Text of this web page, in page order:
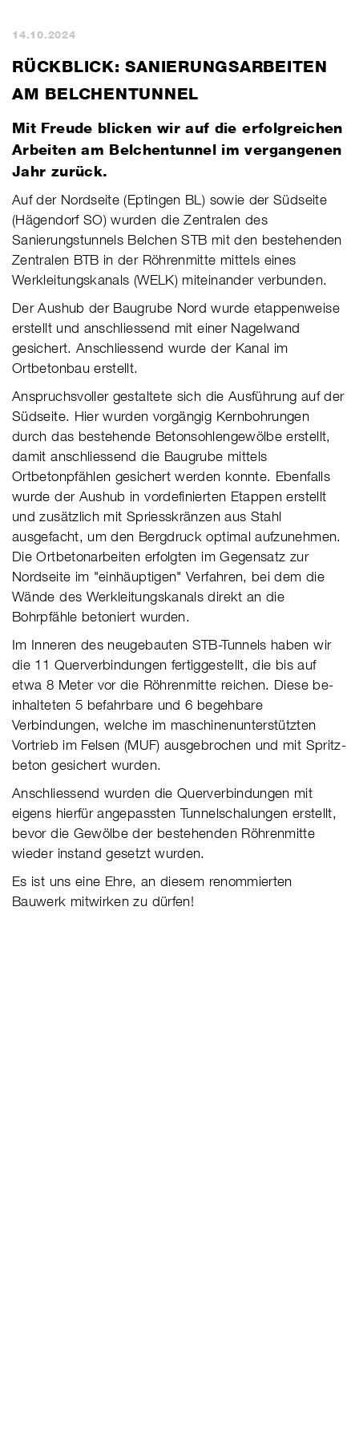
14.10.2024
RÜCKBLICK: SANIERUNGSARBEITEN
AM BELCHENTUNNEL
​Mit Freude blicken wir auf die erfolgreichen
Arbeiten am Belchen­tunnel im vergangenen
Jahr zurück.
​Auf der Nordseite (Eptingen BL) sowie der Südseite
(Hägendorf SO) wurden die Zentralen des
Sanierungstunnels Belchen STB mit den bestehenden
Zentralen BTB in der Röhrenmitte mittels eines
Werkleitungskanals (WELK) miteinander verbunden.
Der Aushub der Baugrube Nord wurde etappenweise
erstellt und anschliessend mit einer Nagelwand
gesichert. Anschliessend wurde der Kanal im
Ortbetonbau erstellt.
Anspruchsvoller gestaltete sich die Ausführung auf der
Südseite. Hier wurden vorgängig Kernbohrungen
durch das bestehende Betonsohlengewölbe erstellt,
damit anschliessend die Baugrube mittels
Ortbetonpfählen gesichert werden konnte. Ebenfalls
wurde der Aushub in vordefinierten Etappen erstellt
und zu­sätzlich mit Spriesskränzen aus Stahl
ausgefacht, um den Bergdruck optimal aufzunehmen.
Die Ortbetonarbeiten erfolgten im Gegensatz zur
Nordseite im "einhäuptigen" Verfahren, bei dem die
Wände des Werkleitungskanals direkt an die
Bohrpfähle betoniert wurden.
Im Inneren des neugebauten STB-Tunnels haben wir
die 11 Querverbindungen fertiggestellt, die bis auf
etwa 8 Meter vor die Röhrenmitte reichen. Diese be­
inhalteten 5 befahrbare und 6 begehbare
Verbindungen, welche im maschinen­unterstützten
Vortrieb im Felsen (MUF) ausgebrochen und mit Spritz­
beton ge­sichert wurden.
Anschliessend wurden die Querverbindungen mit
eigens hierfür angepassten Tunnelschalungen erstellt,
bevor die Gewölbe der bestehenden Röhrenmitte
wieder instand gesetzt wurden.
Es ist uns eine Ehre, an diesem renommierten
Bauwerk mitwirken zu dürfen!